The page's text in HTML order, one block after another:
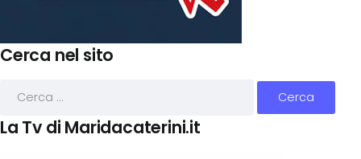
Cerca nel sito
La Tv di Maridacaterini.it